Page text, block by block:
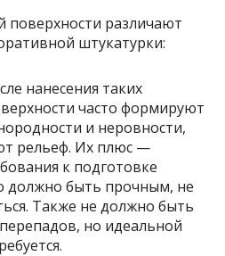
различают
штукатурки:
нанесения таких
часто формируют
и неровности,
рельеф. Их плюс —
к подготовке
должно быть прочным, не
Также не должно быть
но идеальной